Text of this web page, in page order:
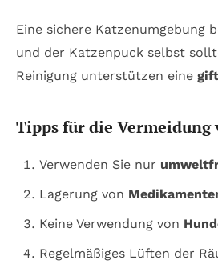
Eine sichere Katzenumgebung
und der Katzenpuck selbst
Reinigung unterstützen eine
Tipps für die Vermeidung
Verwenden Sie nur
Lagerung von
Keine Verwendung von
Regelmäßiges Lüften der